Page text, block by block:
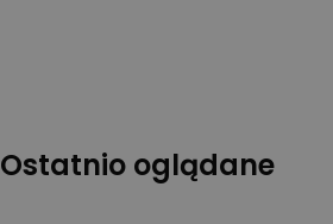
Ostatnio oglądane